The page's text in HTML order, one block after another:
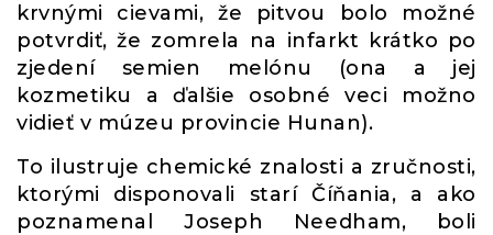
krvnými cievami, že pitvou bolo možné
potvrdiť, že zomrela na infarkt krátko po
zjedení semien melónu (ona a jej
kozmetiku a ďalšie osobné veci možno
vidieť v múzeu provincie Hunan).
To ilustruje chemické znalosti a zručnosti,
ktorými disponovali starí Číňania, a ako
poznamenal Joseph Needham, boli